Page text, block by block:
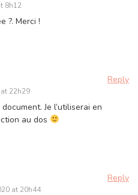
8h12
?. Merci !
22h29
Reply
Je l’utiliserai en
au dos
at 20h44
Reply